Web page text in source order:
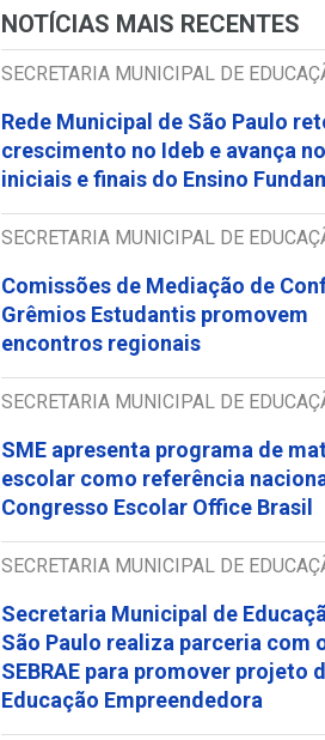
NOTÍCIAS MAIS RECENTES
SECRETARIA MUNICIPAL DE
Rede Municipal de São Paulo
crescimento no Ideb e avança
iniciais e finais do Ensino
SECRETARIA MUNICIPAL DE
Comissões de Mediação de
Grêmios Estudantis promovem
encontros regionais
SECRETARIA MUNICIPAL DE
SME apresenta programa de
escolar como referência
Congresso Escolar Office Brasil
SECRETARIA MUNICIPAL DE
Secretaria Municipal de
São Paulo realiza parceria com
SEBRAE para promover projeto
Educação Empreendedora